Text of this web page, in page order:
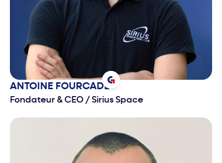
ANTOINE FOURCADE
Fondateur & CEO / Sirius Space